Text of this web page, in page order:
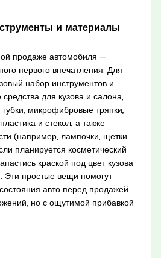
и материалы
продаже автомобиля —
первого впечатления. Для
набор инструментов и
для кузова и салона,
микрофибровые тряпки,
и стекол, а также
(например, лампочки, щетки
планируется косметический
краской под цвет кузова
Эти простые вещи помогут
авто перед продажей
но с ощутимой прибавкой